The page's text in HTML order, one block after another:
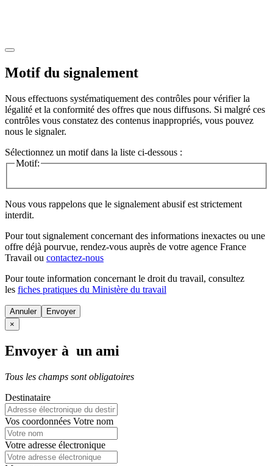
Motif du signalement
Nous effectuons systématiquement des contrôles pour vérifier la
légalité et la conformité des offres que nous diffusons. Si malgré ces
contrôles vous constatez des contenus inappropriés, vous pouvez
nous le signaler.
Sélectionnez un motif dans la liste ci-dessous :
Motif:
Nous vous rappelons que le signalement abusif est strictement
interdit.
Pour tout signalement concernant des informations inexactes ou une
offre déjà pourvue, rendez-vous auprès de votre agence France
Travail ou contactez-nous
Pour toute information concernant le droit du travail, consultez
les fiches pratiques du Ministère du travail
Annuler
×
Envoyer à un ami
Tous les champs sont obligatoires
Destinataire
Vos coordonnées Votre nom
Votre adresse électronique